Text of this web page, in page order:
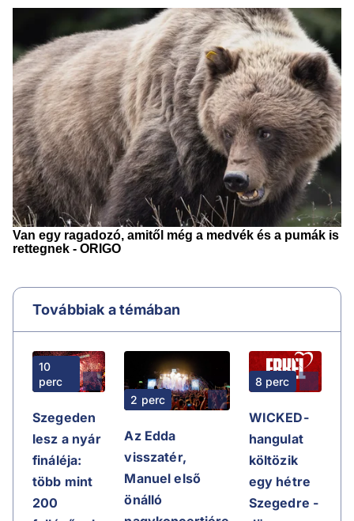
Továbbiak a témában
10
perc
Szegeden
lesz a nyár
fináléja:
több mint
200
2 perc
Az Edda
visszatér,
Manuel első
önálló
8 perc
WICKED-
hangulat
költözik
egy hétre
Szegedre -